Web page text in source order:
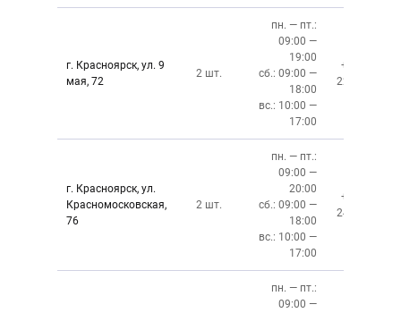
г. Красноярск, ул. 9
мая, 72
2 шт.
пн. — пт.:
09:00 —
19:00
сб.: 09:00 —
18:00
вс.: 10:00 —
17:00
+7 (391)
228-6-608
г. Красноярск, ул.
Красномосковская,
76
2 шт.
пн. — пт.:
09:00 —
20:00
сб.: 09:00 —
18:00
вс.: 10:00 —
17:00
+7 (391)
243-83-01
пн. — пт.:
09:00 —